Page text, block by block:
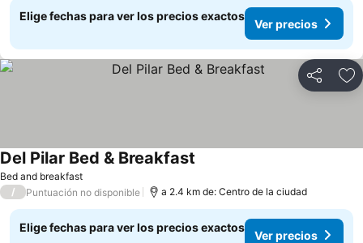
Elige fechas para ver los precios exactos
Ver precios
Compartir
Bed and breakfast
Del Pilar Bed & Breakfast
/ Puntuación no disponible a 2.4 km de: Centro de la ciudad
Elige fechas para ver los precios exactos
Ver precios